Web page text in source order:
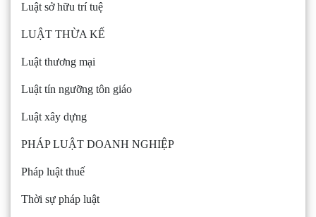
Luật sở hữu trí tuệ
LUẬT THỪA KẾ
Luật thương mại
Luật tín ngưỡng tôn giáo
Luật xây dựng
PHÁP LUẬT DOANH NGHIỆP
Pháp luật thuế
Thời sự pháp luật